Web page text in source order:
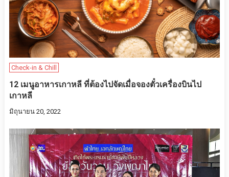
Check-in & Chill
12 เมนูอาหารเกาหลี ที่ต้องไปจัดเมื่อจองตั๋วเครื่องบินไป
เกาหลี
มิถุนายน 20, 2022